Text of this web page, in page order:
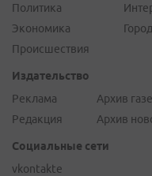
Политика
Экономика
Происшествия
Издательство
Реклама
Редакция
Архив
Архив
Социальные сети
vkontakte